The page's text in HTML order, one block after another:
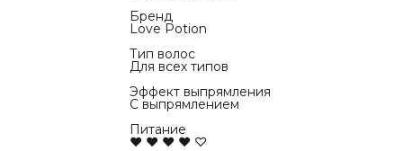
Бренд
Love Potion
Тип волос
Для всех типов
Эффект выпрямления
С выпрямлением
Питание
♥ ♥ ♥ ♥ ♡